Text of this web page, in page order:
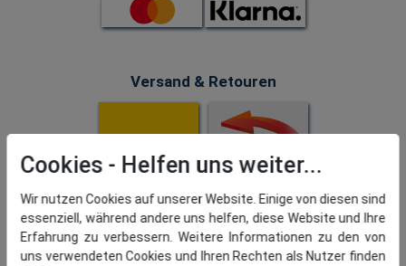
Versand & Retouren
Cookies
Wir nutzen Cookies auf unserer Website. Einige von diesen sind
essenziell, während andere uns helfen, diese Website und Ihre
Erfahrung zu verbessern. Weitere Informationen zu den von
uns verwendeten Cookies und Ihren Rechten als Nutzer finden